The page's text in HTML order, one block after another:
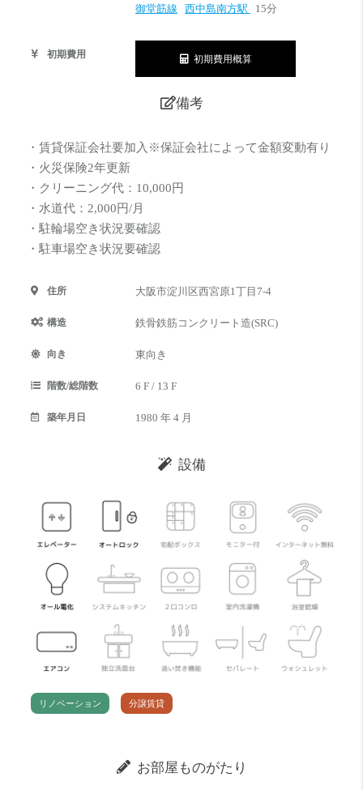
御堂筋線
西中島南方駅 15分
初期費用 初期費用概算
備考
・賃貸保証会社要加入※保証会社によって金額変動有り
・火災保険2年更新
・クリーニング代：10,000円
・水道代：2,000円/月
・駐輪場空き状況要確認
・駐車場空き状況要確認
住所 大阪市淀川区西宮原1丁目7-4
構造 鉄骨鉄筋コンクリート造(SRC)
向き 東向き
階数/総階数 6 F / 13 F
築年月日 1980 年 4 月
設備
リノベーション 分譲賃貸
お部屋ものがたり